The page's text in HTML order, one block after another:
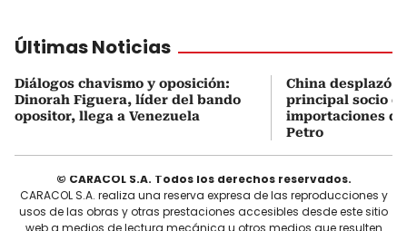
Últimas Noticias
Diálogos chavismo y oposición:
Dinorah Figuera, líder del bando
opositor, llega a Venezuela
China desplazó a
principal socio
importaciones
Petro
© CARACOL S.A. Todos los derechos reservados.
CARACOL S.A. realiza una reserva expresa de las reproducciones y
usos de las obras y otras prestaciones accesibles desde este sitio
web a medios de lectura mecánica u otros medios que resulten